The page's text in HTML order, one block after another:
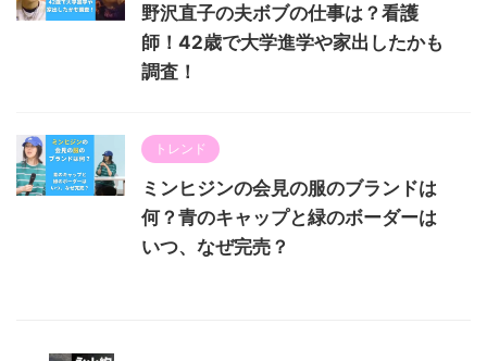
野沢直子の夫ボブの仕事は？看護
師！42歳で大学進学や家出したかも
調査！
トレンド
ミンヒジンの会見の服のブランドは
何？青のキャップと緑のボーダーは
いつ、なぜ完売？